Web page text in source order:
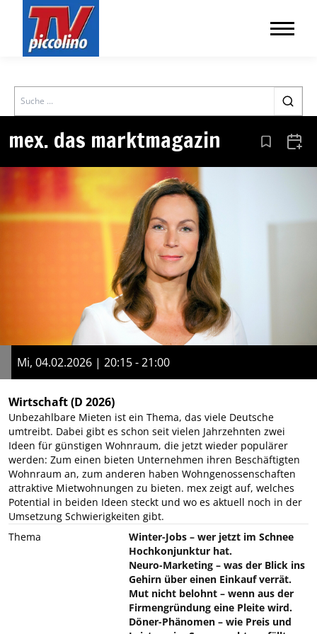
Search
mex. das marktmagazin Aus den
Mi, 04.02.2026 | 20:15 - 21:00
Wirtschaft(D 2026)
Unbezahlbare Mieten ist ein Thema, das viele Deutsche
umtreibt. Dabei gibt es schon seit vielen Jahrzehnten zwei
Ideen für günstigen Wohnraum, die jetzt wieder populärer
werden: Zum einen bieten Unternehmen ihren Beschäftigten
Wohnraum an, zum anderen haben Wohngenossenschaften
attraktive Mietwohnungen zu bieten. mex zeigt auf, welches
Potential in beiden Ideen steckt und wo es aktuell noch in der
Umsetzung Schwierigkeiten gibt.
Thema
Winter-Jobs – wer jetzt im Schnee
Hochkonjunktur hat.
Neuro-Marketing – was der Blick ins
Gehirn über einen Einkauf verrät.
Mut nicht belohnt – wenn aus der
Firmengründung eine Pleite wird.
Döner-Phänomen – wie Preis und